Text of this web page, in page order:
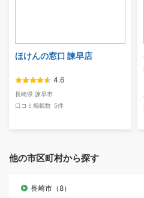
ほけんの窓口 諫早店
4.6
長崎県 諫早市
口コミ掲載数 5件
他の市区町村から探す
長崎市（8）